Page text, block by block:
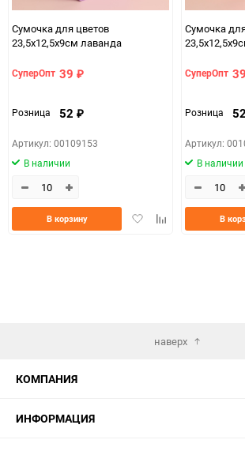
07c4e68a_b330_11f0_8cc3_b03af2b6059f
Сумочка для цветов
23,5х12,5х9см лаванда
СуперОпт 39 ₽
Розница 52 ₽
Артикул: 00109153
В наличии
ДобавитьДобавить
В корзину
Сумочка
СуперОпт 39
Розница 52
Артикул:
В наличии
В
наверх
КОМПАНИЯ
ИНФОРМАЦИЯ